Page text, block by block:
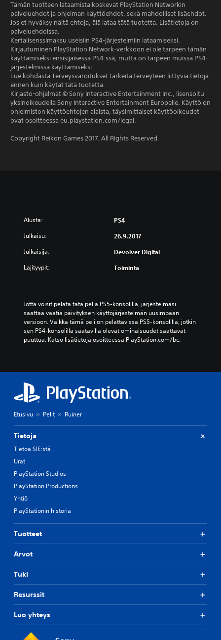
Tämän tuotteen lataamista koskevat PlayStation Networkin
palveluehdot ja ohjelman käyttöehdot, sekä mahdolliset lisäehdot.
Jos et hyväksy näitä ehtoja, älä lataa tätä tuotetta. Lisätietoja on
palveluehdoissa.
Kertalisenssimaksu useisiin PS4-järjestelmiin lataamiseksi.
Kirjautuminen PlayStation Network-verkkoon ei ole tarpeen tämän
käyttämiseksi ensisijaisessa PS4:ssä, mutta on tarpeen muissa PS4-
järjestelmissä käyttämiseksi.
Lue kohdasta Terveysvaroitukset tärkeitä terveyteen liittyviä tietoja
ennen kuin käytät tätä tuotetta.
Kirjasto-ohjelmat © Sony Interactive Entertainment Inc., lisensoitu
yksinoikeudella Sony Interactive Entertainment Europelle. Käyttö on
ohjelmiston käyttöehtojen alaista, täysimittaiset käyttöoikeudet
ovat osoitteessa eu.playstation.com/legal.
Copyright Reikon Games 2017. All Rights Reserved.
Alusta: PS4
Julkaisu: 26.9.2017
Julkaisija: Devolver Digital
Lajityypit: Toiminta
Jotta voisit pelata tätä peliä PS5-konsolilla, järjestelmäsi
saattaa vaatia päivityksen käyttöjärjestelmän uusimpaan
versioon. Vaikka tämä peli on pelattavissa PS5-konsolilla, jotkin
sen PS4-konsolilla saatavilla olevat ominaisuudet saattavat
puuttua. Katso lisätietoja osoitteessa PlayStation.com/bc.
Etusivu Pelit Ruiner
Tietoja
Tietoa SIE:stä
Urat
PlayStation Studios
PlayStation Productions
Yhtiö
PlayStationin historia
Tuotteet
Arvot
Tuki
Resurssit
Luo yhteys